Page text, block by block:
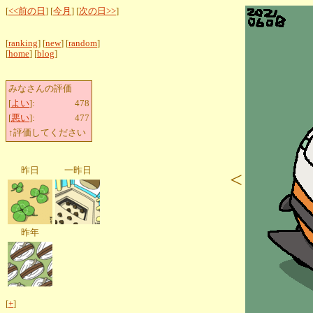
[<<前の日 ] [今月 ] [次の日>>]
[ranking] [new] [random]
[home] [blog]
みなさんの評価
[よい]:
478
[悪い]:
477
↑評価してください
昨日 一昨日
昨年
[+]
<